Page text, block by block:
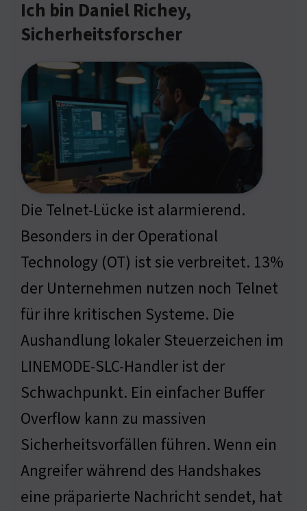
Ich bin Daniel Richey,
Sicherheitsforscher
Die Telnet-Lücke ist alarmierend.
Besonders in der Operational
Technology (OT) ist sie verbreitet. 13%
der Unternehmen nutzen noch Telnet
für ihre kritischen Systeme. Die
Aushandlung lokaler Steuerzeichen im
LINEMODE-SLC-Handler ist der
Schwachpunkt. Ein einfacher Buffer
Overflow kann zu massiven
Sicherheitsvorfällen führen. Wenn ein
Angreifer während des Handshakes
eine präparierte Nachricht sendet, hat